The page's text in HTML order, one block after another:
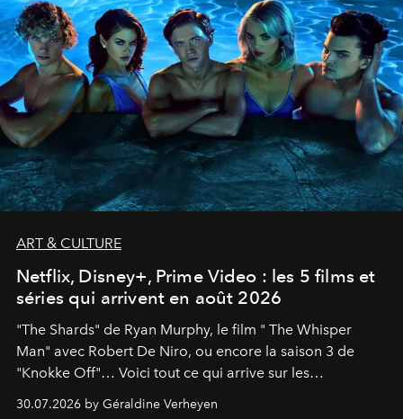
ART & CULTURE
Netflix, Disney+, Prime Video : les 5 films et
séries qui arrivent en août 2026
"The Shards" de Ryan Murphy, le film " The Whisper
Man" avec Robert De Niro, ou encore la saison 3 de
"Knokke Off"… Voici tout ce qui arrive sur les
30.07.2026 by Géraldine Verheyen